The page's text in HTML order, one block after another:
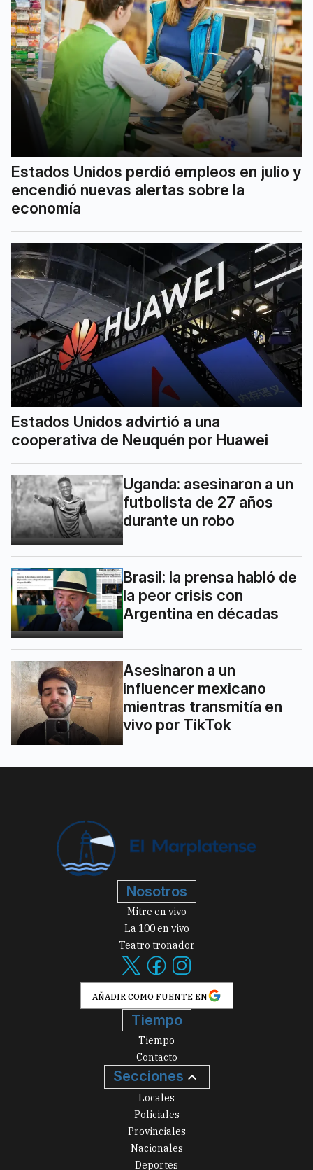
Estados Unidos perdió empleos en julio y
encendió nuevas alertas sobre la
economía
Estados Unidos advirtió a una
cooperativa de Neuquén por Huawei
Uganda: asesinaron a un
futbolista de 27 años
durante un robo
Brasil: la prensa habló de
la peor crisis con
Argentina en décadas
Asesinaron a un
influencer mexicano
mientras transmitía en
vivo por TikTok
Nosotros
Mitre en vivo
La 100 en vivo
Teatro tronador
AÑADIR COMO FUENTE EN
Tiempo
Tiempo
Contacto
Secciones
Locales
Policiales
Provinciales
Nacionales
Deportes